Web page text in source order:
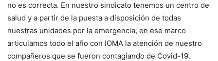
no es correcta. En nuestro sindicato tenemos un centro de
salud y a partir de la puesta a disposición de todas
nuestras unidades por la emergencia, en ese marco
articulamos todo el año con IOMA la atención de nuestro
compañeros que se fueron contagiando de Covid-19.